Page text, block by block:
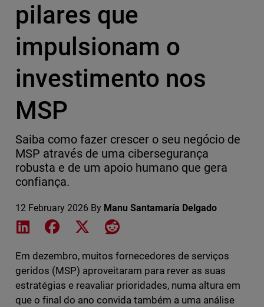
pilares que
impulsionam o
investimento nos
MSP
Saiba como fazer crescer o seu negócio de
MSP através de uma cibersegurança
robusta e de um apoio humano que gera
confiança.
12 February 2026 By Manu Santamaría Delgado
Share on LinkedIn
Share on Facebook
Share on XShare on Reddit
Em dezembro, muitos fornecedores de serviços
geridos (MSP) aproveitaram para rever as suas
estratégias e reavaliar prioridades, numa altura em
que o final do ano convida também a uma análise